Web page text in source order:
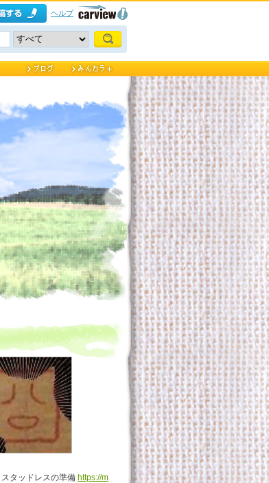
ヘルプ
スタッドレスの準備 https://m